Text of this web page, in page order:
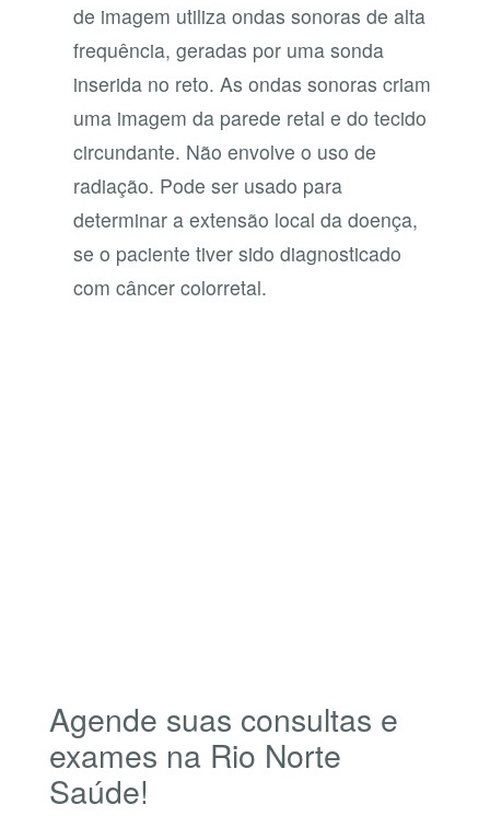
de imagem utiliza ondas sonoras de alta
frequência, geradas por uma sonda
inserida no reto. As ondas sonoras criam
uma imagem da parede retal e do tecido
circundante. Não envolve o uso de
radiação. Pode ser usado para
determinar a extensão local da doença,
se o paciente tiver sido diagnosticado
com câncer colorretal.
Agende suas consultas e
exames na Rio Norte
Saúde!